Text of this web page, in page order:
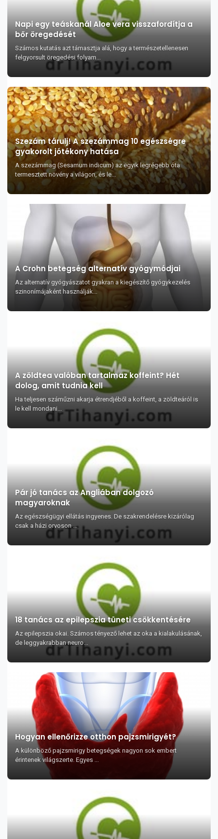
Napi egy teáskanál Aloe vera visszafordítja a
bőr öregedését
Számos kutatás azt támasztja alá, hogy a természetellenesen
felgyorsult öregedési folyam...
Szezám tárulj! A szezámmag 10 egészségre
gyakorolt jótékony hatása
A szezámmag (Sesamum indicum) az egyik legrégebb óta
termesztett növény a világon, és le...
A Crohn betegség alternatív gyógymódjai
Az alternatív gyógyászatot gyakran a kiegészítő gyógykezelés
szinonímájaként használják...
A zöldtea valóban tartalmaz koffeint? Hét
dolog, amit tudnia kell
Ha teljesen száműzni akarja étrendjéből a koffeint, a zöldteáról is
le kell mondani...
Pár jó tanács az Angliában dolgozó
magyaroknak
Az egészségügyi ellátás ingyenes. De szakrendelésre kizárólag
csak a házi orvoson ...
18 tanács az epilepszia tüneti csökkentésére
Az epilepszia okai. Számos tényező lehet az oka a kialakulásának,
de leggyakrabban neuro...
Hogyan ellenőrizze otthon pajzsmirigyét?
A különböző pajzsmirigy betegségek nagyon sok embert
érintenek világszerte. Egyes ...